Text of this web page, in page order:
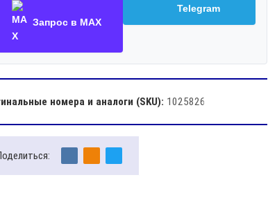
Запрос в MAX
Telegram
номера и аналоги (SKU): 1025826